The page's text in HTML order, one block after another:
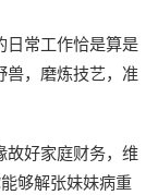
日常工作恰是算是
，磨炼技艺，准
故好家庭财务，维
够解张妹妹病重